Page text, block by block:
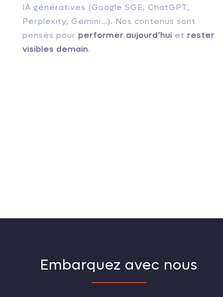
IA génératives (Google SGE, ChatGPT,
Perplexity, Gemini…). Nos contenus sont
pensés pour performer aujourd’hui et rester
visibles demain.
Embarquez avec nous